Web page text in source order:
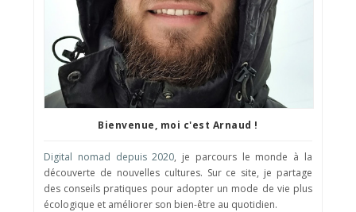
Bienvenue, moi c'est Arnaud !
Digital nomad depuis 2020, je parcours le monde à la
découverte de nouvelles cultures. Sur ce site, je partage
des conseils pratiques pour adopter un mode de vie plus
écologique et améliorer son bien-être au quotidien.